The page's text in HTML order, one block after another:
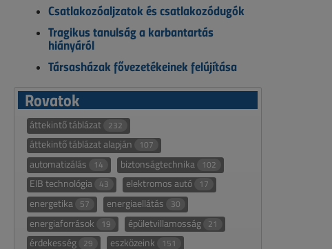
Csatlakozóaljzatok és csatlakozódugók
Tragikus tanulság a karbantartás
hiányáról
Társasházak fővezetékeinek felújítása
Rovatok
áttekintő táblázat 232
áttekintő táblázat alapján 107
automatizálás 14 biztonságtechnika 102
EIB technológia 43 elektromos autó 17
energetika 57 energiaellátás 30
energiaforrások 19 épületvillamosság 21
érdekesség 29 eszközeink 151